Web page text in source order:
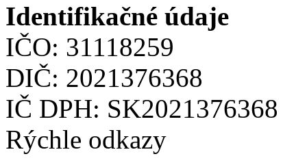
Identifikačné údaje
IČO: 31118259
DIČ: 2021376368
IČ DPH: SK2021376368
Rýchle odkazy